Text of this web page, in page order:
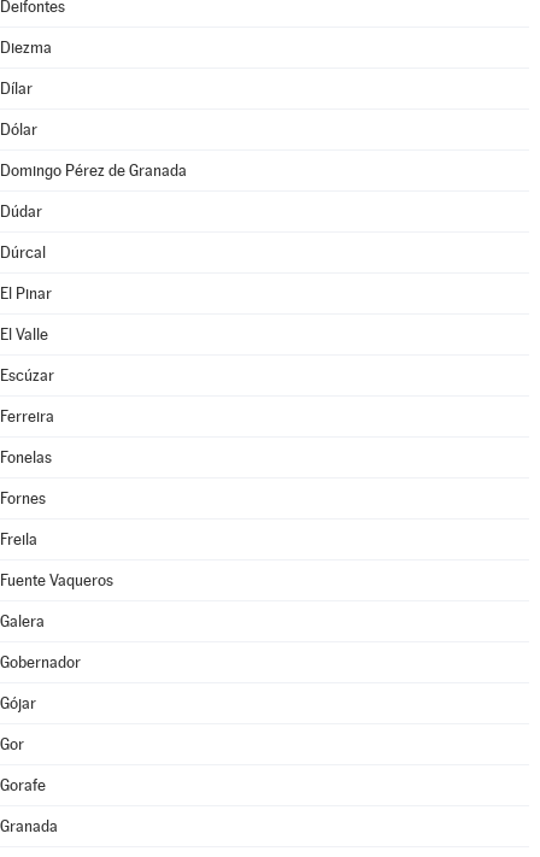
Deifontes
Diezma
Dílar
Dólar
Domingo Pérez de Granada
Dúdar
Dúrcal
El Pinar
El Valle
Escúzar
Ferreira
Fonelas
Fornes
Freila
Fuente Vaqueros
Galera
Gobernador
Gójar
Gor
Gorafe
Granada